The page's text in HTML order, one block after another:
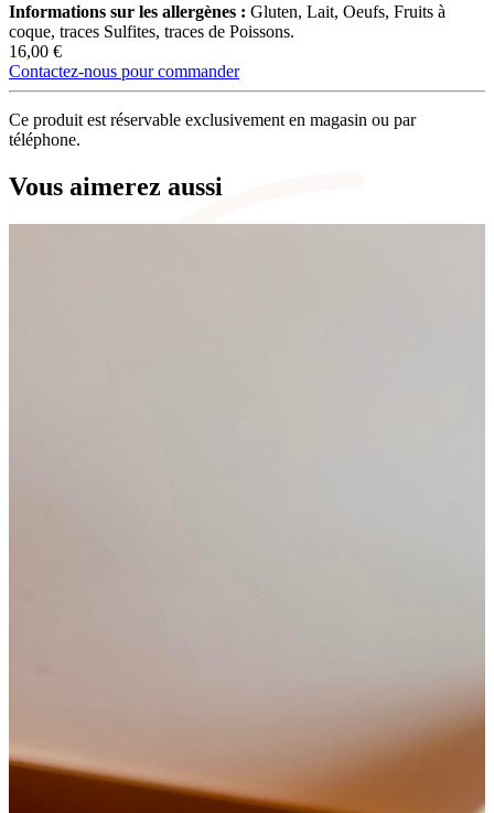
Informations sur les allergènes : Gluten, Lait, Oeufs, Fruits à
coque, traces Sulfites, traces de Poissons.
16,00 €
Contactez-nous pour commander
Ce produit est réservable exclusivement en magasin ou par
téléphone.
Vous aimerez aussi